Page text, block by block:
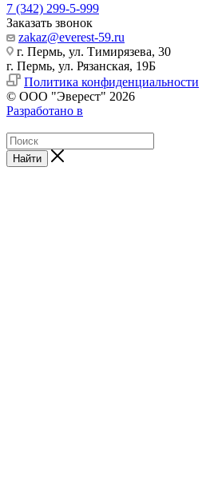
7 (342) 299-5-999
Заказать звонок
zakaz@everest-59.ru
г. Пермь, ул. Тимирязева, 30
г. Пермь, ул. Рязанская, 19Б
Политика конфиденциальности
© ООО "Эверест" 2026
Разработано в
Найти